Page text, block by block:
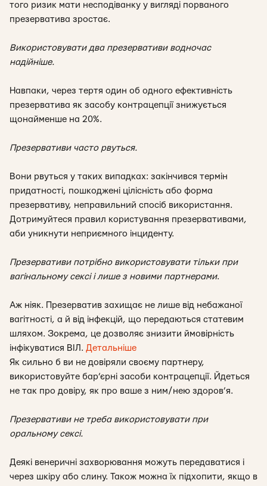
того ризик мати несподіванку у вигляді порваного
презерватива зростає.
Використовувати два презервативи водночас
надійніше.
Навпаки, через тертя один об одного ефективність
презерватива як засобу контрацепції знижується
щонайменше на 20%.
Презервативи часто рвуться.
Вони рвуться у таких випадках: закінчився термін
придатності, пошкоджені цілісність або форма
презервативу, неправильний спосіб використання.
Дотримуйтеся правил користування презервативами,
аби уникнути неприємного інциденту.
Презервативи потрібно використовувати тільки при
вагінальному сексі і лише з новими партнерами.
Аж ніяк. Презерватив захищає не лише від небажаної
вагітності, а й від інфекцій, що передаються статевим
шляхом. Зокрема, це дозволяє знизити ймовірність
інфікуватися ВІЛ. Детальніше
Як сильно б ви не довіряли своєму партнеру,
використовуйте бар’єрні засоби контрацепції. Йдеться
не так про довіру, як про ваше з ним/нею здоров’я.
Презервативи не треба використовувати при
оральному сексі.
Деякі венеричні захворювання можуть передаватися і
через шкіру або слину. Також можна їх підхопити, якщо в